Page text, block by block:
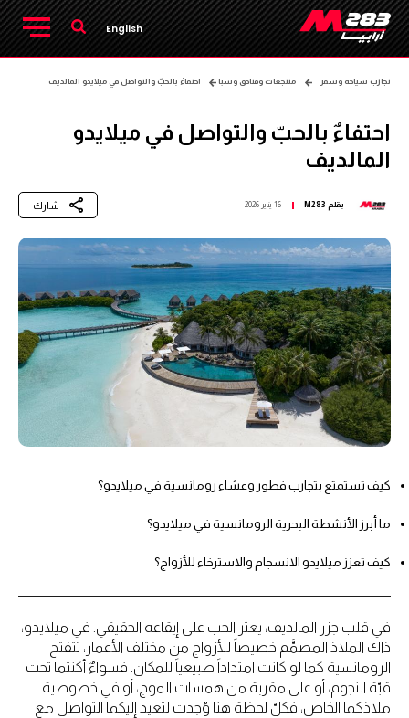
English
تجارب سياحة وسفر منتجعات وفنادق وسبا احتفاءٌ بالحبّ والتواصل في ميلايدو المالديف
احتفاءٌ بالحبّ والتواصل في ميلايدو
المالديف
بقلم M283 16 يناير 2026 شارك
كيف تستمتع بتجارب فطور وعشاء رومانسية في ميلايدو؟
ما أبرز الأنشطة البحرية الرومانسية في ميلايدو؟
كيف تعزز ميلايدو الانسجام والاسترخاء للأزواج؟
في قلب جزر المالديف، يعثر الحب على إيقاعه الحقيقي. في ميلايدو،
ذاك الملاذ المصمَّم خصيصاً للأزواج من مختلف الأعمار، تتفتح
الرومانسية كما لو كانت امتداداً طبيعياً للمكان. فسواءٌ أكنتما تحت
قبّة النجوم، أو على مقربة من همسات الموج، أو في خصوصية
ملاذكما الخاص، فكلّ لحظة هنا وُجدت لتعيد إليكما التواصل مع